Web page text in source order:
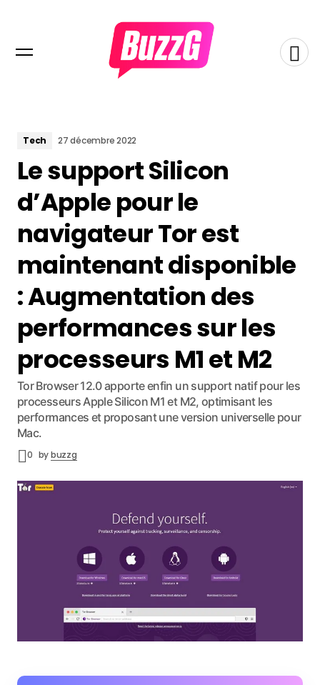
Tech 27 décembre 2022
Le support Silicon
d’Apple pour le
navigateur Tor est
maintenant disponible
: Augmentation des
performances sur les
processeurs M1 et M2
Tor Browser 12.0 apporte enfin un support natif pour les
processeurs Apple Silicon M1 et M2, optimisant les
performances et proposant une version universelle pour
Mac.
0 bybuzzg